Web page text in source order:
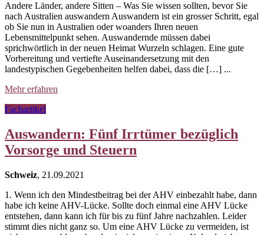
Andere Länder, andere Sitten – Was Sie wissen sollten, bevor Sie
nach Australien auswandern Auswandern ist ein grosser Schritt, egal
ob Sie nun in Australien oder woanders Ihren neuen
Lebensmittelpunkt sehen. Auswandernde müssen dabei
sprichwörtlich in der neuen Heimat Wurzeln schlagen. Eine gute
Vorbereitung und vertiefte Auseinandersetzung mit den
landestypischen Gegebenheiten helfen dabei, dass die […] ...
Mehr erfahren
Fachartikel
Auswandern: Fünf Irrtümer bezüglich
Vorsorge und Steuern
Schweiz, 21.09.2021
1. Wenn ich den Mindestbeitrag bei der AHV einbezahlt habe, dann
habe ich keine AHV-Lücke. Sollte doch einmal eine AHV Lücke
entstehen, dann kann ich für bis zu fünf Jahre nachzahlen. Leider
stimmt dies nicht ganz so. Um eine AHV Lücke zu vermeiden, ist